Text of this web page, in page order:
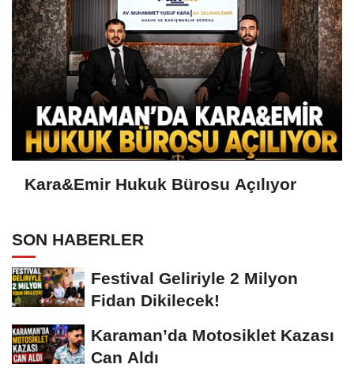
Kara&Emir Hukuk Bürosu Açılıyor
SON HABERLER
Festival Geliriyle 2 Milyon
Fidan Dikilecek!
Karaman’da Motosiklet Kazası
Can Aldı